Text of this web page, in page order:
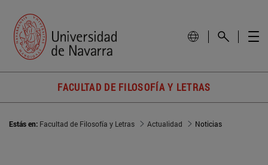
FACULTAD DE FILOSOFÍA Y LETRAS
Estás en: Facultad de Filosofía y Letras Actualidad Noticias